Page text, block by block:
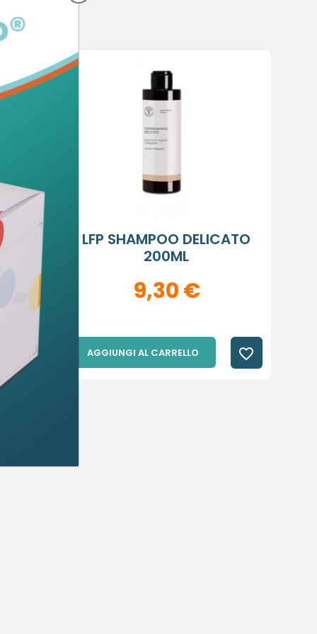
favorite_border
LFP SHAMPOO DELICATO
200ML
9,30 €
AGGIUNGI AL CARRELLO favorite_border